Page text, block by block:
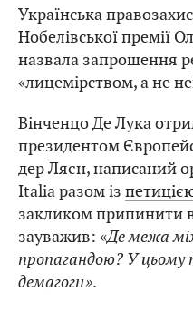
Українська
Нобелівської премії
назвала запрошення
«лицемірством, а не
Вінченцо Де Лука
президентом
дер Ляєн, написаний
Italia разом із
закликом припинити
зауважив: «Де межа
пропагандою? У цьому
демагогії».